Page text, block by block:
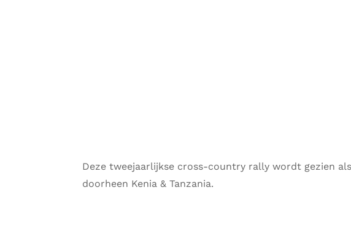
Deze tweejaarlijkse cross-country rally wordt gezien
doorheen Kenia & Tanzania.